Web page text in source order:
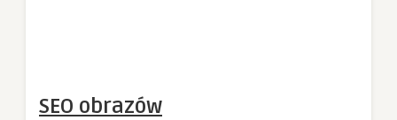
SEO obrazów